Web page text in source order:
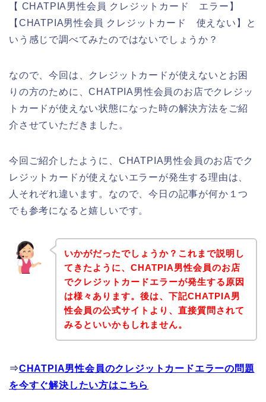
【 CHATPIA男性会員 クレジットカード エラー】
【CHATPIA男性会員 クレジットカード 使えない】と
いう感じで調べてみたのではないでしょうか？
なので、今回は、クレジットカードが使えないとお困
りの方のために、CHATPIA男性会員のお店でクレジッ
トカードが使えない状態になった時の解決方法をご紹
介させていただきました。
今回ご紹介したように、CHATPIA男性会員のお店でク
レジットカードが使えないエラーが発生する理由は、
人それぞれ違います。なので、今日の記事が何か１つ
でも参考になると嬉しいです。
いかがだったでしょうか？これまで説明し
てきたように、CHATPIA男性会員のお店
でクレジットカードエラーが発生する原因
は様々あります。後は、下記CHATPIA男
性会員の公式サイトより、直接質問されて
みるといいかもしれません。
⇒CHATPIA男性会員のクレジットカードエラーの問題
を今すぐ解決したい方はこちら